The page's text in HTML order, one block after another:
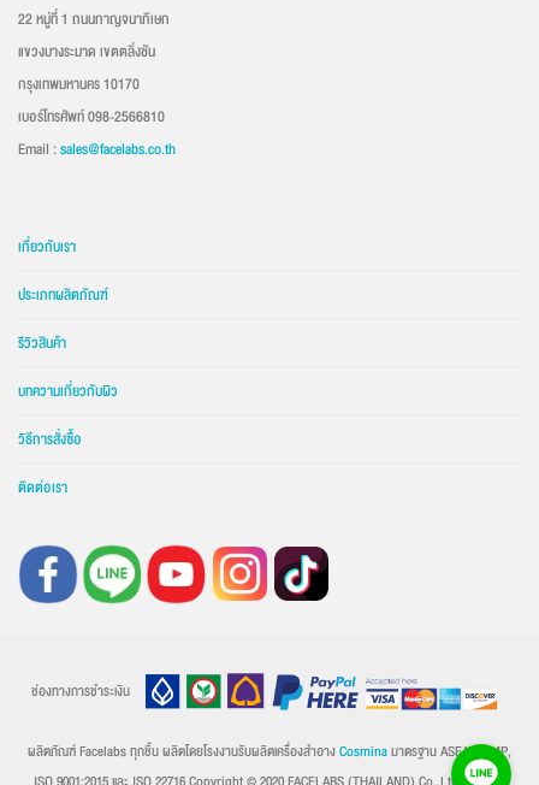
22 หมู่ที่ 1 ถนนกาญจนาภิเษก
แขวงบางระมาด เขตตลิ่งชัน
กรุงเทพมหานคร 10170
เบอร์โทรศัพท์ 098-2566810
Email :sales@facelabs.co.th
เกี่ยวกับเรา
ประเภทผลิตภัณฑ์
รีวิวสินค้า
บทความเกี่ยวกับผิว
วิธีการสั่งซื้อ
ติดต่อเรา
ช่องทางการชำระเงิน
ผลิตภัณฑ์ Facelabs ทุกชิ้น ผลิตโดยโรงงานรับผลิตเครื่องสำอางCosminaมาตรฐาน ASEAN GMP,